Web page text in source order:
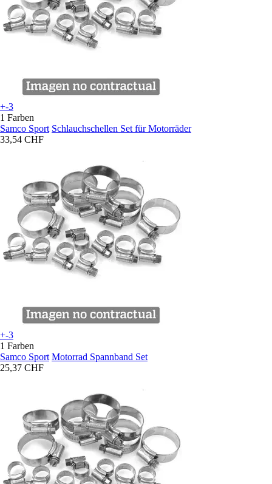
+-3
1 Farben
Samco Sport Schlauchschellen Set für Motorräder
33,54 CHF
+-3
1 Farben
Samco Sport Motorrad Spannband Set
25,37 CHF